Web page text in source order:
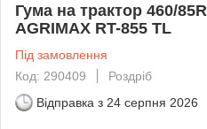
Гума на трактор 460/
AGRIMAX RT-855 TL
Під замовлення
Код: 290409
Роздріб
Відправка з 24 серпня 2026